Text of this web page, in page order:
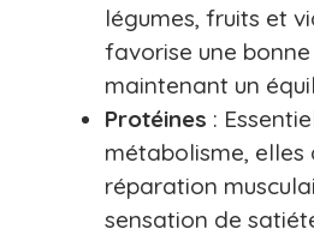
légumes, fruits et
favorise une
maintenant un
Protéines :
métabolisme, elles
réparation
sensation de